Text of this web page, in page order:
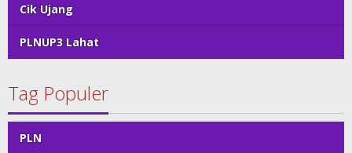
Cik Ujang
PLNUP3 Lahat
Tag Populer
PLN